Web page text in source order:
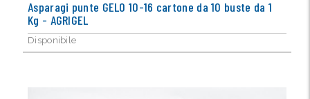
Asparagi punte GELO 10-16 cartone da 10 buste da 1
Kg - AGRIGEL
Disponibile